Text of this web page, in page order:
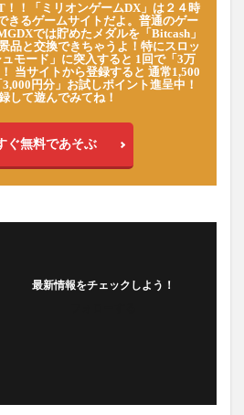
！「ミリオンゲームDX」は２４時
きるゲームサイトだよ。普通のゲー
では貯めたメダルを「Bitcash」
品と交換できちゃうよ！特にスロッ
モード」に突入すると 1回で「3万
当サイトから登録すると 通常1,500
円分」お試しポイント進呈中！
して遊んでみてね！
ぐ無料であそぶ
最新情報をチェックしよう！